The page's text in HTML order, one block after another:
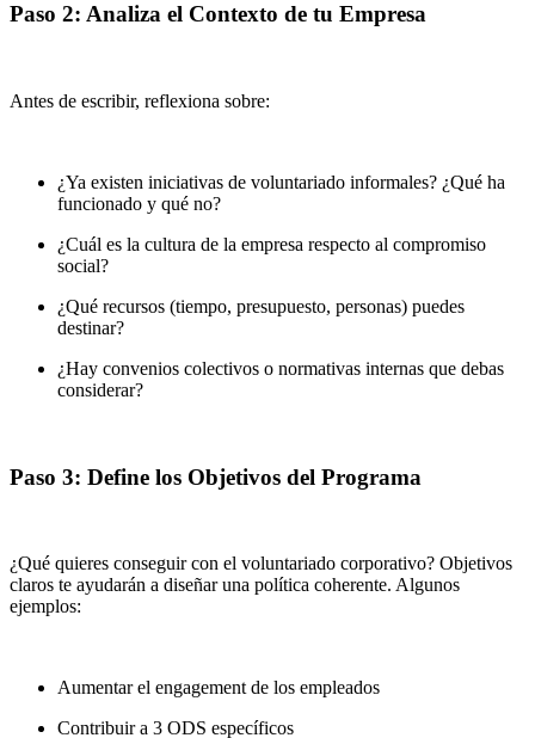
Paso 2: Analiza el Contexto de tu Empresa
Antes de escribir, reflexiona sobre:
¿Ya existen iniciativas de voluntariado informales? ¿Qué ha
funcionado y qué no?
¿Cuál es la cultura de la empresa respecto al compromiso
social?
¿Qué recursos (tiempo, presupuesto, personas) puedes
destinar?
¿Hay convenios colectivos o normativas internas que debas
considerar?
Paso 3: Define los Objetivos del Programa
¿Qué quieres conseguir con el voluntariado corporativo? Objetivos
claros te ayudarán a diseñar una política coherente. Algunos
ejemplos:
Aumentar el engagement de los empleados
Contribuir a 3 ODS específicos